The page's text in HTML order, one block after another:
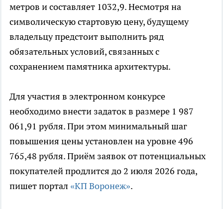
метров и составляет 1032,9. Несмотря на
символическую стартовую цену, будущему
владельцу предстоит выполнить ряд
обязательных условий, связанных с
сохранением памятника архитектуры.
Для участия в электронном конкурсе
необходимо внести задаток в размере 1 987
061,91 рубля. При этом минимальный шаг
повышения цены установлен на уровне 496
765,48 рубля. Приём заявок от потенциальных
покупателей продлится до 2 июля 2026 года,
пишет портал «КП Воронеж».